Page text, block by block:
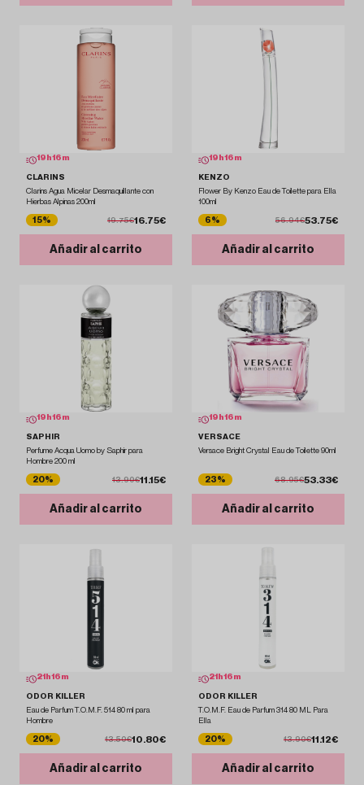
19 h16 m
CLARINS
Clarins Agua Micelar Desmaquillante con
Hierbas Alpinas 200ml
15% 19.75€16.75€
Añadir al carrito
19 h16 m
KENZO
Flower By Kenzo Eau de Toilette para Ella
100ml
6% 56.94€53.75€
Añadir al carrito
19 h16 m
SAPHIR
Perfume Acqua Uomo by Saphir para
Hombre 200 ml
20% 13.90€11.15€
Añadir al carrito
19 h16 m
VERSACE
Versace Bright Crystal Eau de Toilette 90ml
23% 68.95€53.33€
Añadir al carrito
21 h16 m
ODOR KILLER
Eau de Parfum T.O.M.F. 514 80 ml para
Hombre
20% 13.50€10.80€
Añadir al carrito
21 h16 m
ODOR KILLER
T.O.M.F. Eau de Parfum 314 80 ML Para
Ella
20% 13.90€11.12€
Añadir al carrito